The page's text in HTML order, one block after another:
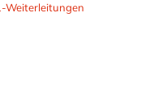
Weiterleitungen